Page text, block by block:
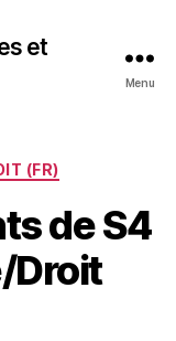
et
Menu
(FR)
de S4
Droit